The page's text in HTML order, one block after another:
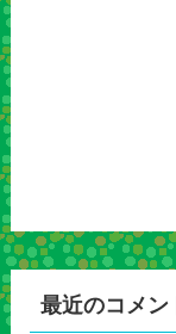
最近のコメン